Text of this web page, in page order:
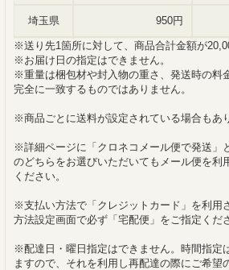
※送り先1箇所に対して、商品合計金額が
※お届け日の指定はできません。
※重量は梱包材や封入物の重さ、発送時の料
完全に一致するものではありません。
※商品ごとに送料が設定されている場合もあ
※詳細ページに「クロネコメール便で発送」
のどちらをお選びいただいてもメール便を
ください。
※支払い方法で「クレジットカード」を利用
方法設定画面で必ず「宅配便」をご指定くだ
※配達日・曜日指定はできません。時間指定
ますので、それを利用し再配達の際にご希望